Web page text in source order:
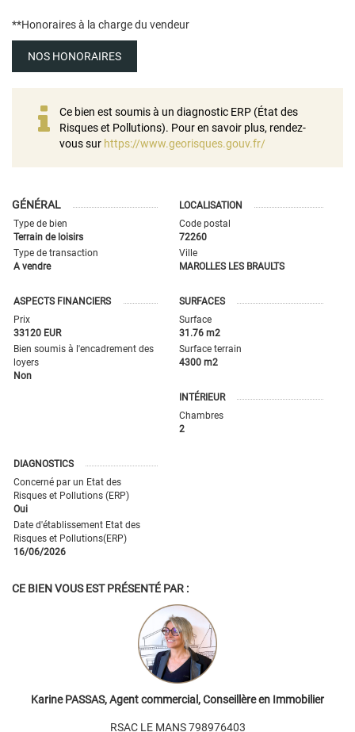
**Honoraires à la charge du vendeur
NOS HONORAIRES
Ce bien est soumis à un diagnostic ERP (État des
Risques et Pollutions). Pour en savoir plus, rendez-
vous sur https://www.georisques.gouv.fr/
GÉNÉRAL
Type de bien
Terrain de loisirs
Type de transaction
A vendre
LOCALISATION
Code postal
72260
Ville
MAROLLES LES BRAULTS
ASPECTS FINANCIERS
Prix
33120 EUR
Bien soumis à l'encadrement des
loyers
Non
SURFACES
Surface
31.76 m2
Surface terrain
4300 m2
INTÉRIEUR
Chambres
2
DIAGNOSTICS
Concerné par un Etat des
Risques et Pollutions (ERP)
Oui
Date d'établissement Etat des
Risques et Pollutions(ERP)
16/06/2026
CE BIEN VOUS EST PRÉSENTÉ PAR :
Karine PASSAS, Agent commercial, Conseillère en Immobilier
RSAC LE MANS 798976403